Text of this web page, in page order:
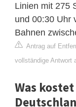
Linien mit 275
und 00:30 Uhr
Bahnen
Antrag auf
vollständige Antwort
Was